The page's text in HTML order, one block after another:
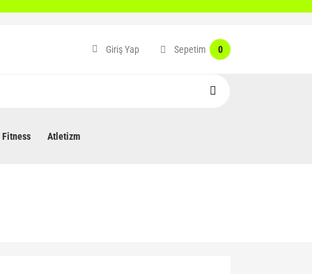
Giriş Yap Sepetim 0
Fitness Atletizm